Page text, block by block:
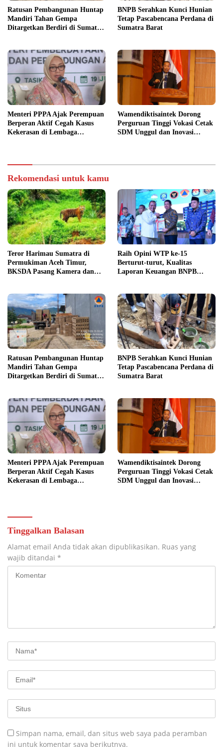
Ratusan Pembangunan Huntap
Mandiri Tahan Gempa
Ditargetkan Berdiri di Sumatra
BNPB Serahkan Kunci Hunian
Tetap Pascabencana Perdana di
Sumatra Barat
Menteri PPPA Ajak Perempuan
Berperan Aktif Cegah Kasus
Kekerasan di Lembaga
Wamendiktisaintek Dorong
Perguruan Tinggi Vokasi Cetak
SDM Unggul dan Inovasi
Rekomendasi untuk kamu
Teror Harimau Sumatra di
Permukiman Aceh Timur,
BKSDA Pasang Kamera dan
Raih Opini WTP ke-15
Berturut-turut, Kualitas
Laporan Keuangan BNPB
Ratusan Pembangunan Huntap
Mandiri Tahan Gempa
Ditargetkan Berdiri di Sumatra
BNPB Serahkan Kunci Hunian
Tetap Pascabencana Perdana di
Sumatra Barat
Menteri PPPA Ajak Perempuan
Berperan Aktif Cegah Kasus
Kekerasan di Lembaga
Wamendiktisaintek Dorong
Perguruan Tinggi Vokasi Cetak
SDM Unggul dan Inovasi
Tinggalkan Balasan
Alamat email Anda tidak akan dipublikasikan. Ruas yang
wajib ditandai *
Simpan nama, email, dan situs web saya pada peramban
ini untuk komentar saya berikutnya.